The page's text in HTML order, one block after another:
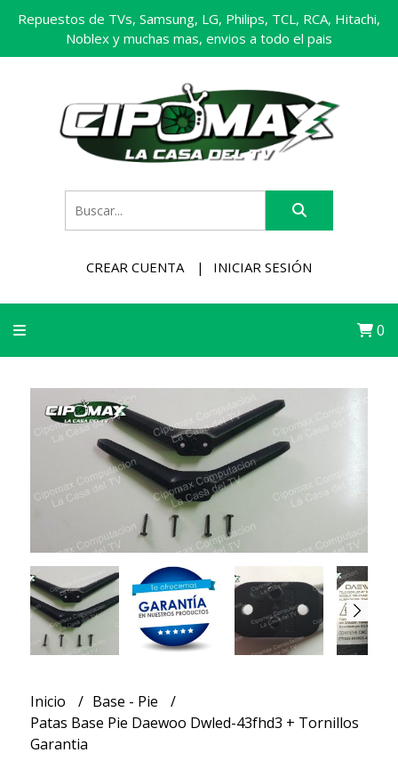
Repuestos de TVs, Samsung, LG, Philips, TCL, RCA, Hitachi,
Noblex y muchas mas, envios a todo el pais
CREAR CUENTA INICIAR SESIÓN
0
Inicio
Base - Pie
Patas Base Pie Daewoo Dwled-43fhd3 + Tornillos
Garantia